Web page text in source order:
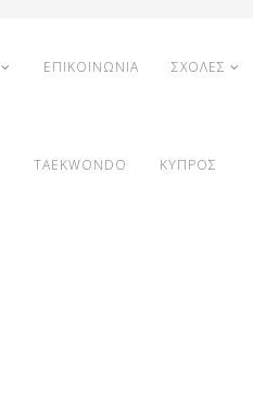
ΕΠΙΚΟΙΝΩΝΙΑ ΣΧΟΛΕΣ
TAEKWONDO ΚΥΠΡΟΣ